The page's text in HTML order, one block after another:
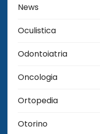
News
Oculistica
Odontoiatria
Oncologia
Ortopedia
Otorino